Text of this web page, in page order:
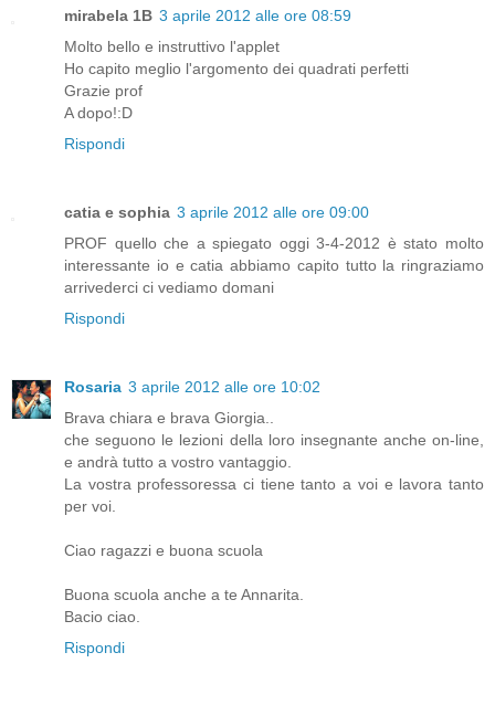
mirabela 1B 3 aprile 2012 alle ore 08:59
Molto bello e instruttivo l'applet
Ho capito meglio l'argomento dei quadrati perfetti
Grazie prof
A dopo!:D
Rispondi
catia e sophia 3 aprile 2012 alle ore 09:00
PROF quello che a spiegato oggi 3-4-2012 è stato molto
interessante io e catia abbiamo capito tutto la ringraziamo
arrivederci ci vediamo domani
Rispondi
Rosaria 3 aprile 2012 alle ore 10:02
Brava chiara e brava Giorgia..
che seguono le lezioni della loro insegnante anche on-line,
e andrà tutto a vostro vantaggio.
La vostra professoressa ci tiene tanto a voi e lavora tanto
per voi.
Ciao ragazzi e buona scuola
Buona scuola anche a te Annarita.
Bacio ciao.
Rispondi